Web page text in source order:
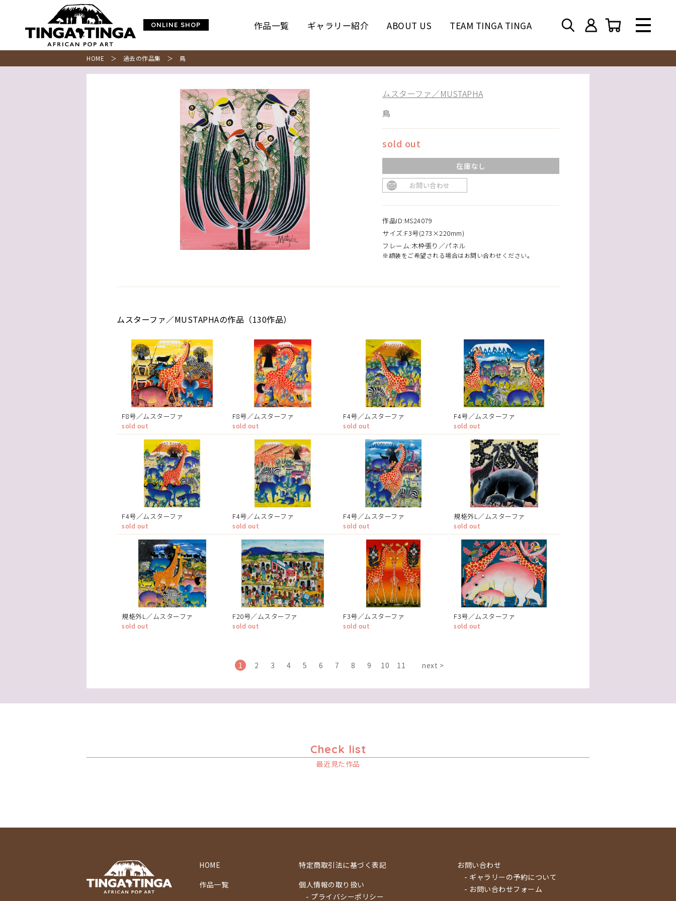
ONLINE SHOP 作品一覧 ギャラリー紹介 ABOUT US TEAM TINGA TINGA
HOME ＞ 過去の作品集 ＞ 鳥
ムスターファ／MUSTAPHA
鳥
sold out
在庫なし
お問い合わせ
作品ID:MS24079
サイズ:F3号(273×220mm)
フレーム:木枠張り／パネル
※額装をご希望される場合はお問い合わせください。
ムスターファ／MUSTAPHAの作品（130作品）
F8号／ムスターファ
sold out
F8号／ムスターファ
sold out
F4号／ムスターファ
sold out
F4号／ムスターファ
sold out
F4号／ムスターファ
sold out
F4号／ムスターファ
sold out
F4号／ムスターファ
sold out
規格外L／ムスターファ
sold out
規格外L／ムスターファ
sold out
F20号／ムスターファ
sold out
F3号／ムスターファ
sold out
F3号／ムスターファ
sold out
1 2 3 4 5 6 7 8 9 10 11 next >
Check list
最近見た作品
HOME
作品一覧
特定商取引法に基づく表記
個人情報の取り扱い
- プライバシーポリシー
お問い合わせ
- ギャラリーの予約について
- お問い合わせフォーム